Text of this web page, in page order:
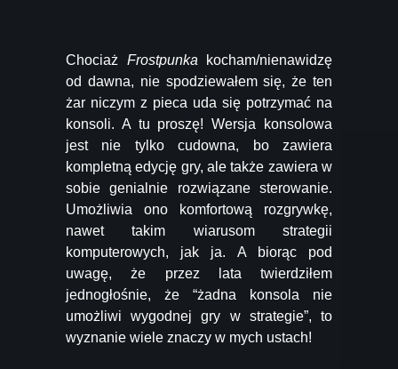
Chociaż Frostpunka
kocham/nienawidzę
od dawna, nie spodziewałem się, że ten
żar niczym z pieca uda się potrzymać na
konsoli. A tu proszę! Wersja konsolowa
jest nie tylko cudowna, bo zawiera
kompletną edycję gry, ale także zawiera w
sobie genialnie rozwiązane sterowanie.
Umożliwia ono komfortową rozgrywkę,
nawet takim wiarusom strategii
komputerowych, jak ja. A biorąc pod
uwagę, że przez lata twierdziłem
jednogłośnie, że “żadna konsola nie
umożliwi wygodnej gry w strategie”, to
wyznanie wiele znaczy w mych ustach!